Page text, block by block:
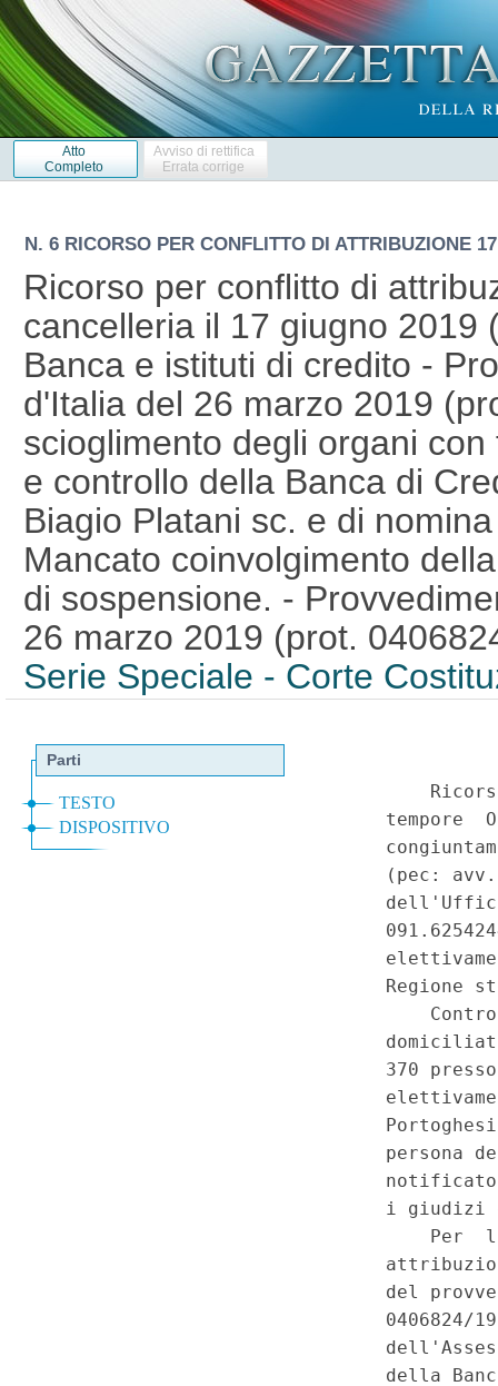
Atto
Completo
Avviso di rettifica
Errata corrige
N. 6 RICORSO PER CONFLITTO DI ATTRIBUZIONE
Ricorso per conflitto di
cancelleria il 17 giugno 2019
Banca e istituti di credito -
d'Italia del 26 marzo 2019
scioglimento degli organi
e controllo della Banca di
Biagio Platani sc. e di
Mancato coinvolgimento
di sospensione. -
26 marzo 2019 (prot.
Serie Speciale - Corte